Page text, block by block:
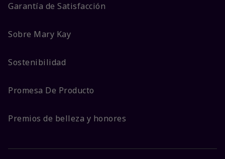
Garantía de Satisfacción
Sobre Mary Kay
Sostenibilidad
Promesa De Producto
Premios de belleza y honores